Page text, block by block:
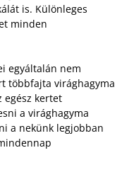
is. Különleges
minden
egyáltalán nem
többfajta virághagyma
egész kertet
a virághagyma
a nekünk legjobban